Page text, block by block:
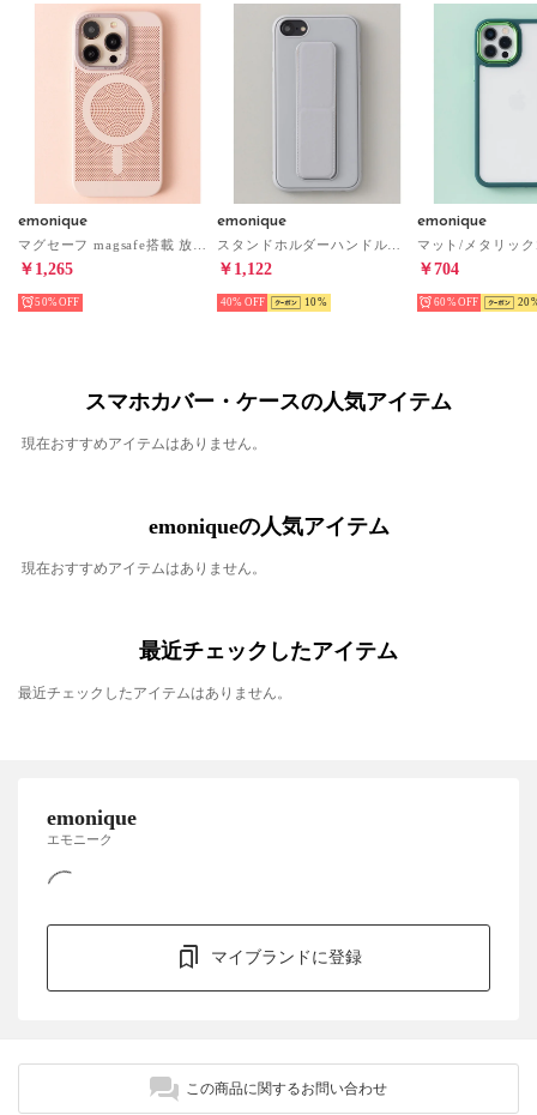
emonique
￥1,265
50%
emonique
￥1,122
40% 10
emonique
￥704
60% 20
スマホカバー・ケースの人気アイテム
現在おすすめアイテムはありません。
emoniqueの人気アイテム
現在おすすめアイテムはありません。
最近チェックしたアイテム
最近チェックしたアイテムはありません。
emonique
エモニーク
マイブランドに登録
この商品に関するお問い合わせ